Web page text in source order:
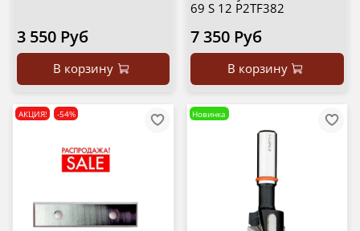
3 550 Руб
В корзину
69 S 12 P2TF382
7 350 Руб
В корзину
АКЦИЯ! -54% Новинка